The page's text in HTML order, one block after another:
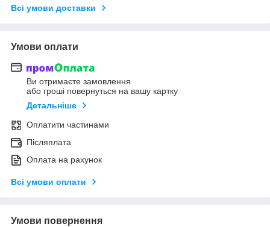
Всі умови доставки
Умови оплати
Ви отримаєте замовлення
або гроші повернуться на вашу картку
Детальніше
Оплатити частинами
Післяплата
Оплата на рахунок
Всі умови оплати
Умови повернення